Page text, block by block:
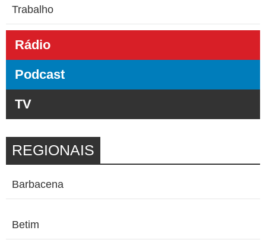
Trabalho
Rádio
Podcast
TV
REGIONAIS
Barbacena
Betim